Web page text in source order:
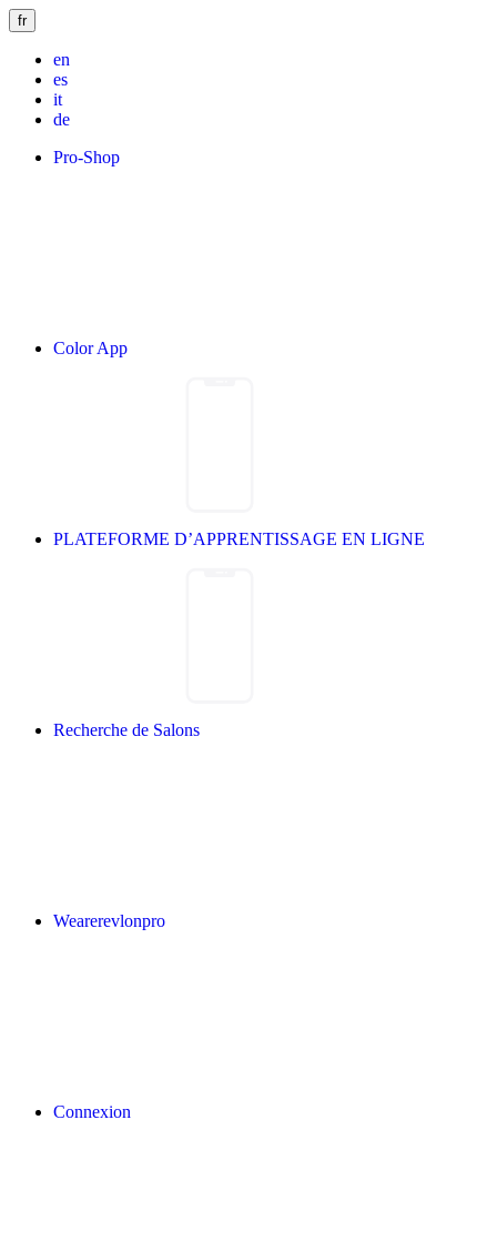
fr
en
es
it
de
Pro-Shop
Color App
PLATEFORME D’APPRENTISSAGE EN LIGNE
Recherche de Salons
Wearerevlonpro
Connexion